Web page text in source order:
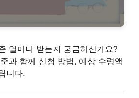
얼마나 받는지 궁금하신가요?
과 함께 신청 방법, 예상 수령액
니다.